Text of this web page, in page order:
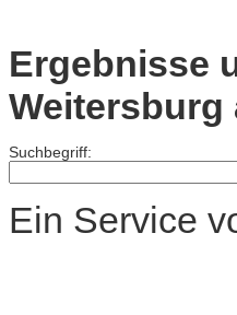
Ergebnisse
Weitersburg
Suchbegriff:
Ein Service